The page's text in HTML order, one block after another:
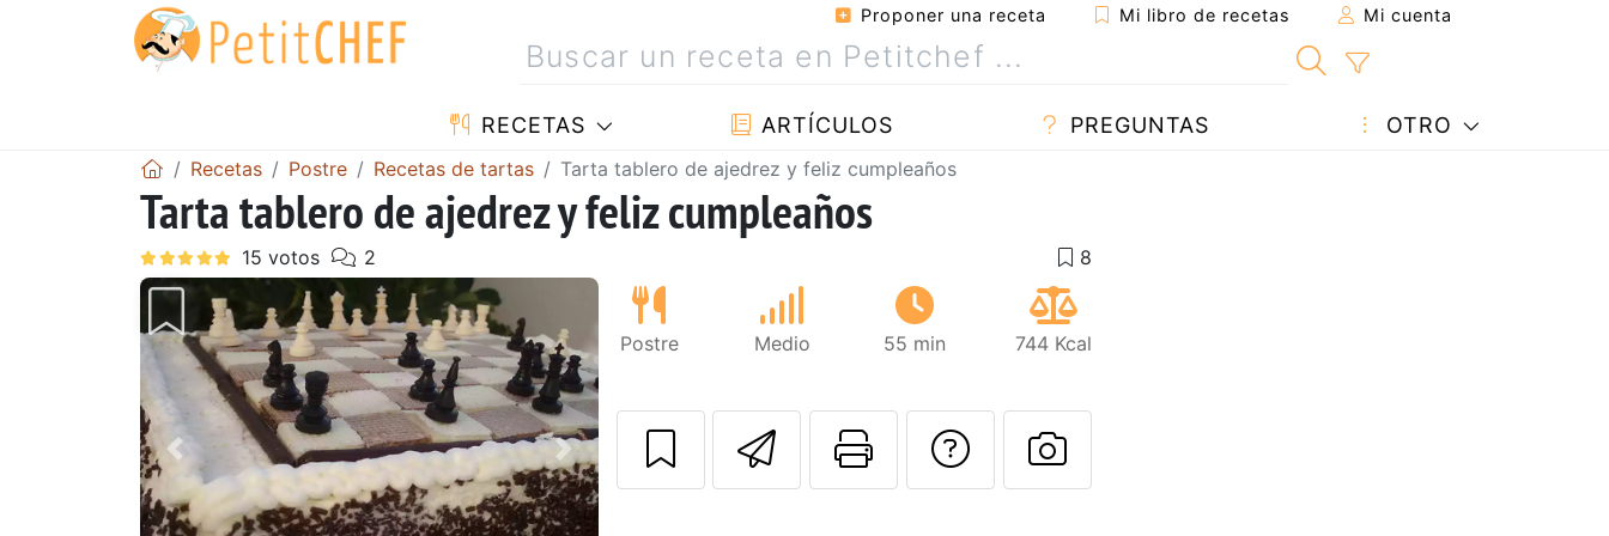
Proponer una receta Mi libro de recetas Mi cuenta
RECETAS ARTÍCULOS PREGUNTAS OTRO
Recetas Postre Recetas de tartas Tarta tablero de ajedrez y feliz cumpleaños
Tarta tablero de ajedrez y feliz cumpleaños
Anterior Siguiente
Postre Medio 55 min 744 Kcal
Enviar esta receta a un amigo
Imprimir esta página
Preguntar al autor
Publicar la foto de esta receta